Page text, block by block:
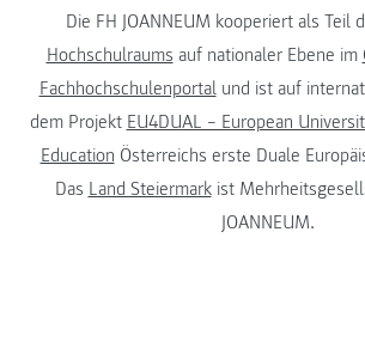
Die FH JOANNEUM kooperiert als Teil
Hochschulraums auf nationaler Ebene im
Fachhochschulenportalund ist auf
dem Projekt EU4DUAL – European
Education Österreichs erste Duale
Das Land Steiermarkist
JOANNEUM.